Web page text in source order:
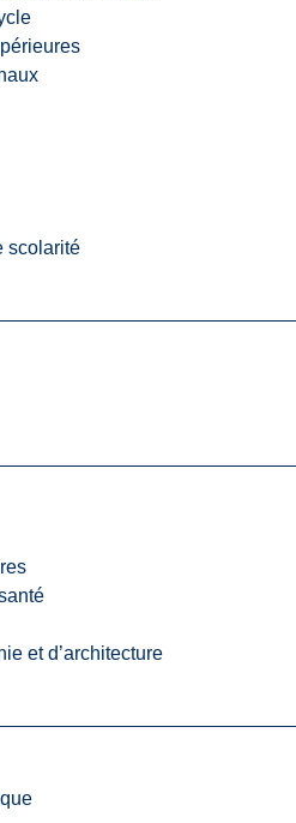
scolarité
et d’architecture